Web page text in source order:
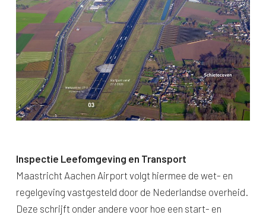
Inspectie Leefomgeving en Transport
Maastricht Aachen Airport volgt hiermee de wet- en
regelgeving vastgesteld door de Nederlandse overheid.
Deze schrijft onder andere voor hoe een start- en